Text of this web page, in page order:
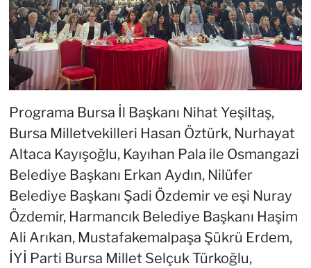
Programa Bursa İl Başkanı Nihat Yeşiltaş,
Bursa Milletvekilleri Hasan Öztürk, Nurhayat
Altaca Kayışoğlu, Kayıhan Pala ile Osmangazi
Belediye Başkanı Erkan Aydın, Nilüfer
Belediye Başkanı Şadi Özdemir ve eşi Nuray
Özdemir, Harmancık Belediye Başkanı Haşim
Ali Arıkan, Mustafakemalpaşa Şükrü Erdem,
İYİ Parti Bursa Millet Selçuk Türkoğlu,